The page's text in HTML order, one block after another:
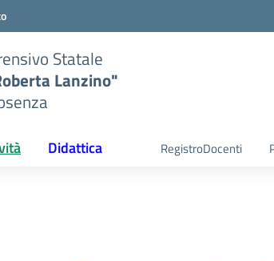
Statale
Lanzino"
Didattica RegistroDocenti